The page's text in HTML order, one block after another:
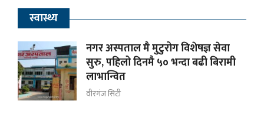
स्वास्थ्य
नगर अस्पताल मै मुटुरोग विशेषज्ञ सेवा
सुरु, पहिलो दिनमै ५० भन्दा बढी बिरामी
लाभान्वित
वीरगंज सिटी